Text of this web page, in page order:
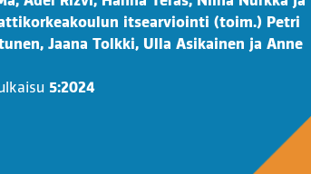
itsearviointi (toim.) Petri
Jaana Tolkki, Ulla Asikainen ja Anne
5:2024